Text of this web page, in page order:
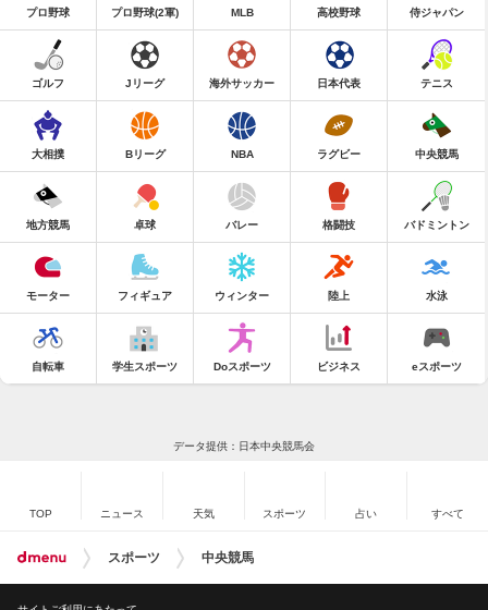
プロ野球 プロ野球(2軍) MLB 高校野球 侍ジャパン
ゴルフ Jリーグ 海外サッカー 日本代表 テニス
大相撲 Bリーグ NBA ラグビー 中央競馬
地方競馬 卓球 バレー 格闘技 バドミントン
モーター フィギュア ウィンター 陸上 水泳
自転車 学生スポーツ Doスポーツ ビジネス eスポーツ
データ提供：日本中央競馬会
TOP ニュース 天気 スポーツ 占い すべて
スポーツ 中央競馬